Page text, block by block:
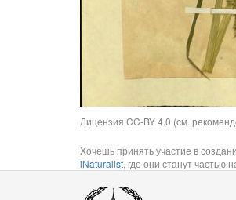
Лицензия CC-BY 4.0 (см.
Хочешь принять участие в
iNaturalist, где они станут частью